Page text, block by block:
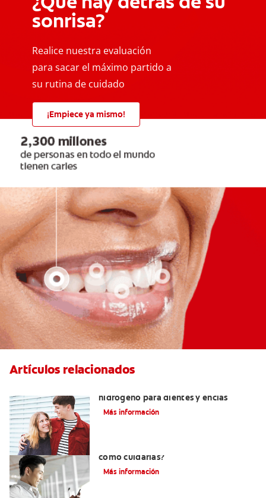
sonrisa?
Realice nuestra evaluación
para sacar el máximo partido a
su rutina de cuidado
¡Empiece ya mismo!
Artículos relacionados
hidrógeno para dientes y encías
Más información
cómo cuidarlas?
Más información